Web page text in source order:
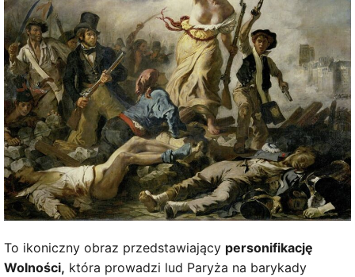
To ikoniczny obraz przedstawiający personifikację
Wolności, która prowadzi lud Paryża na barykady